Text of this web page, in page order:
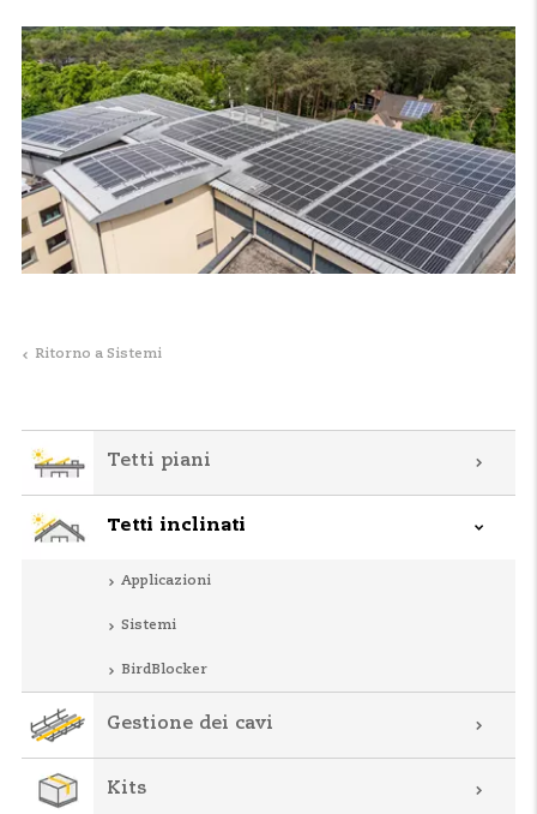
Ritorno a Sistemi
Tetti piani
Tetti inclinati
Applicazioni
Sistemi
BirdBlocker
Gestione dei cavi
Kits